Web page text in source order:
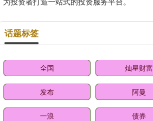
话题标签
全国 灿星财富
发布 阿曼
一浪 债券